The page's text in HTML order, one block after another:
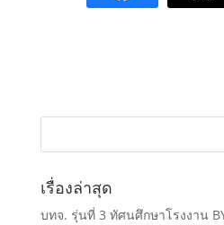
เรื่องล่าสุด
บทจ. รุ่นที่ 3 ทัศนศึกษาโรงงาน